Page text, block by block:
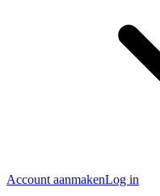
Account aanmakenLog in